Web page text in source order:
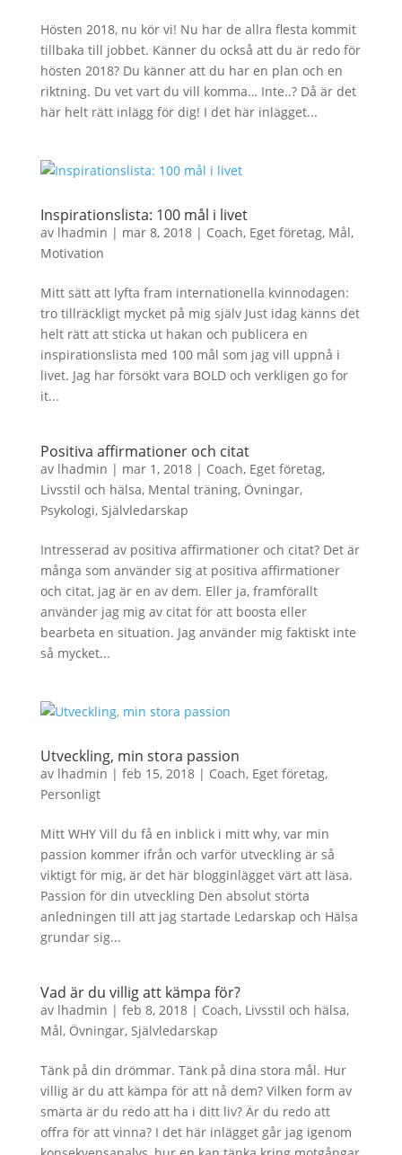
Hösten 2018, nu kör vi! Nu har de allra flesta kommit
tillbaka till jobbet. Känner du också att du är redo för
hösten 2018? Du känner att du har en plan och en
riktning. Du vet vart du vill komma… Inte..? Då är det
här helt rätt inlägg för dig! I det här inlägget...
Inspirationslista: 100 mål i livet
av lhadmin | mar 8, 2018| Coach, Eget företag, Mål,
Motivation
Mitt sätt att lyfta fram internationella kvinnodagen:
tro tillräckligt mycket på mig själv Just idag känns det
helt rätt att sticka ut hakan och publicera en
inspirationslista med 100 mål som jag vill uppnå i
livet. Jag har försökt vara BOLD och verkligen go for
it...
Positiva affirmationer och citat
av lhadmin | mar 1, 2018| Coach, Eget företag,
Livsstil och hälsa, Mental träning, Övningar,
Psykologi, Självledarskap
Intresserad av positiva affirmationer och citat? Det är
många som använder sig at positiva affirmationer
och citat, jag är en av dem. Eller ja, framförallt
använder jag mig av citat för att boosta eller
bearbeta en situation. Jag använder mig faktiskt inte
så mycket...
Utveckling, min stora passion
av lhadmin | feb 15, 2018| Coach, Eget företag,
Personligt
Mitt WHY Vill du få en inblick i mitt why, var min
passion kommer ifrån och varför utveckling är så
viktigt för mig, är det här blogginlägget värt att läsa.
Passion för din utveckling Den absolut störta
anledningen till att jag startade Ledarskap och Hälsa
grundar sig...
Vad är du villig att kämpa för?
av lhadmin | feb 8, 2018| Coach, Livsstil och hälsa,
Mål, Övningar, Självledarskap
Tänk på din drömmar. Tänk på dina stora mål. Hur
villig är du att kämpa för att nå dem? Vilken form av
smärta är du redo att ha i ditt liv? Är du redo att
offra för att vinna? I det här inlägget går jag igenom